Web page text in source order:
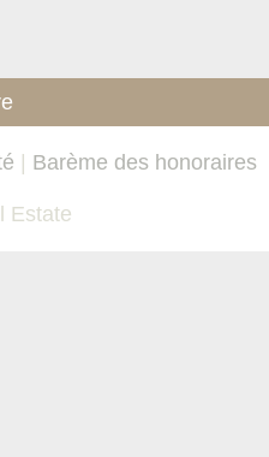
| Barème des honoraires
Estate